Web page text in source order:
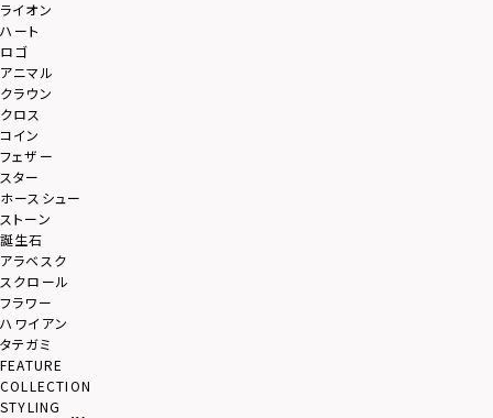
ライオン
ハート
ロゴ
アニマル
クラウン
クロス
コイン
フェザー
スター
ホースシュー
ストーン
誕生石
アラベスク
スクロール
フラワー
ハワイアン
タテガミ
FEATURE
COLLECTION
STYLING